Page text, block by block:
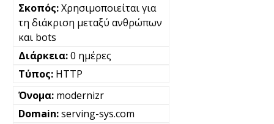
Χρησιμοποιείται για
τη διάκριση μεταξύ ανθρώπων
και bots
0 ημέρες
HTTP
modernizr
serving-sys.com